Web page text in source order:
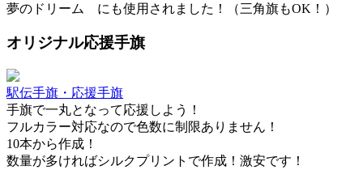
夢のドリーム にも使用されました！（三角旗もOK！）
オリジナル応援手旗
駅伝手旗・応援手旗
手旗で一丸となって応援しよう！
フルカラー対応なので色数に制限ありません！
10本から作成！
数量が多ければシルクプリントで作成！激安です！